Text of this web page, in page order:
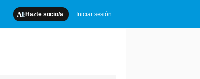
Hazte socio/a Iniciar sesión